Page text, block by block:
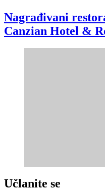
Nagrađivani
Canzian Hotel &
Učlanite se